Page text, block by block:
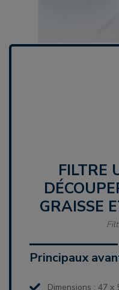
FILTRE UNIVERSEL À
GRAISSE
Principaux
Dimensions : 47 x